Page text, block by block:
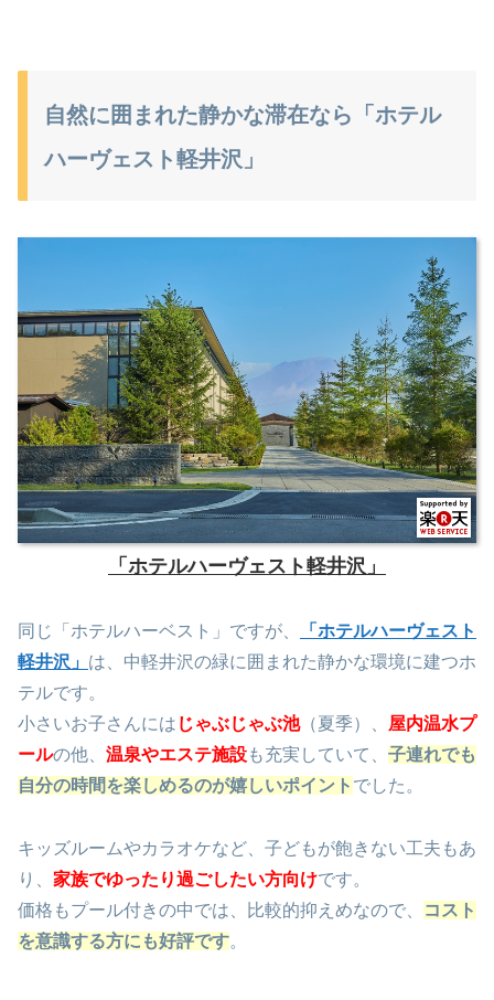
自然に囲まれた静かな滞在なら「ホテル
ハーヴェスト軽井沢」
「ホテルハーヴェスト軽井沢」
同じ「ホテルハーベスト」ですが、
「ホテルハーヴェスト
軽井沢」 は、中軽井沢の緑に囲まれた静かな環境に建つホ
テルです。
小さいお子さんには じゃぶじゃぶ池（夏季）、 屋内温水プ
ールの他、 温泉やエステ施設も充実していて、 子連れでも
自分の時間を楽しめるのが嬉しいポイント でした。
キッズルームやカラオケなど、子どもが飽きない工夫もあ
り、 家族でゆったり過ごしたい方向けです。
価格もプール付きの中では、比較的抑えめなので、
コスト
を意識する方にも好評です。